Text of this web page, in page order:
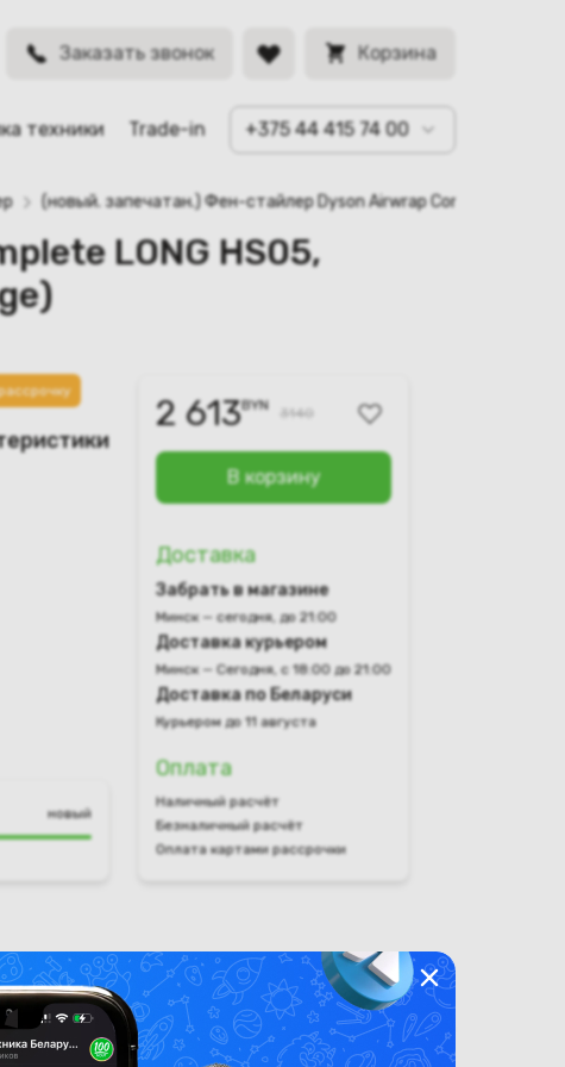
Заказать звонок Корзина
техники Trade-in +375 44 415 74 00
(Prussian
(новый. запечатан.) Фен-стайлер Dyson Airwrap Complete LONG
LONG HS05,
новый
2 613BYN 3140
В корзину
Доставка
Забрать в магазине
Минск — сегодня, до 21:00
Доставка курьером
Минск — Сегодня, с 18:00 до 21:00
Доставка по Беларуси
Курьером до 11 августа
Оплата
Наличный расчёт
Безналичный расчёт
Оплата картами рассрочки